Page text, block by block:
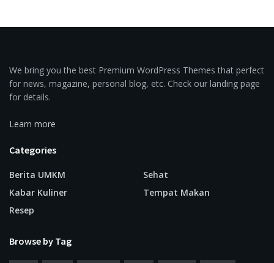
We bring you the best Premium WordPress Themes that perfect
for news, magazine, personal blog, etc. Check our landing page
for details.
Learn more
Categories
Berita UMKM
Kabar Kuliner
Resep
Sehat
Tempat Makan
Browse by Tag